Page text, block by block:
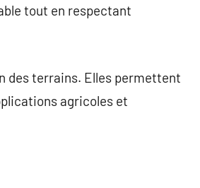
tout en respectant
des terrains. Elles permettent
agricoles et